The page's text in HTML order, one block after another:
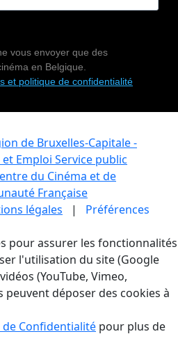
vous envoyer que des
en Belgique.
et politique de confidentialité
de Bruxelles-Capitale -
Emploi Service public
du Cinéma et de
Française
légales | Préférences
pour assurer les fonctionnalités
l'utilisation du site (Google
(YouTube, Vimeo,
peuvent déposer des cookies à
Confidentialité pour plus de